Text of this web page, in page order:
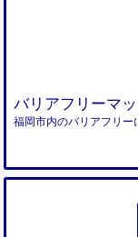
バリアフリーマ
福岡市内のバリアフリー